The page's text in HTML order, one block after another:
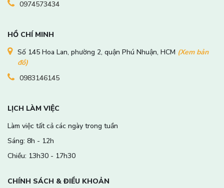
0974573434
HỒ CHÍ MINH
Số 145 Hoa Lan, phường 2, quận Phú Nhuận, HCM (Xem bản
đồ)
0983146145
LỊCH LÀM VIỆC
Làm việc tất cả các ngày trong tuần
Sáng: 8h - 12h
Chiều: 13h30 - 17h30
CHÍNH SÁCH & ĐIỀU KHOẢN